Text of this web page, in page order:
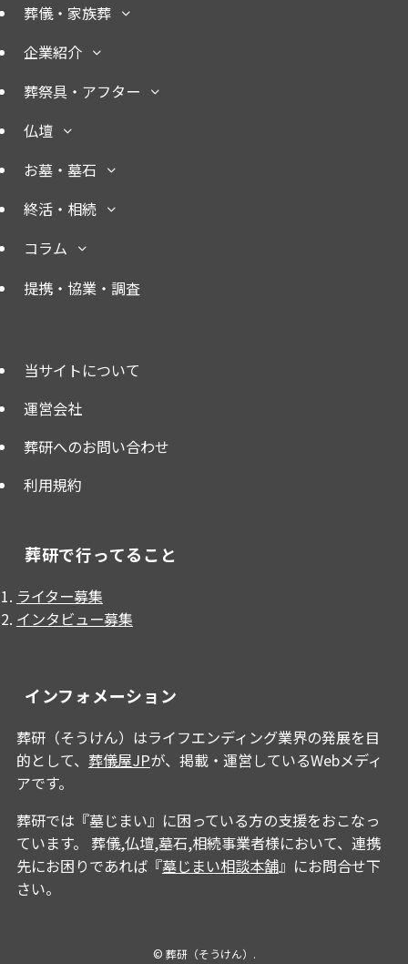
葬儀・家族葬
企業紹介
葬祭具・アフター
仏壇
お墓・墓石
終活・相続
コラム
提携・協業・調査
当サイトについて
運営会社
葬研へのお問い合わせ
利用規約
葬研で行ってること
ライター募集
インタビュー募集
インフォメーション
葬研（そうけん）はライフエンディング業界の発展を目
的として、 葬儀屋JPが、掲載・運営しているWebメディ
アです。
葬研では『墓じまい』に困っている方の支援をおこなっ
ています。 葬儀,仏壇,墓石,相続事業者様において、連携
先にお困りであれば『墓じまい相談本舗』にお問合せ下
さい。
© 葬研（そうけん）.